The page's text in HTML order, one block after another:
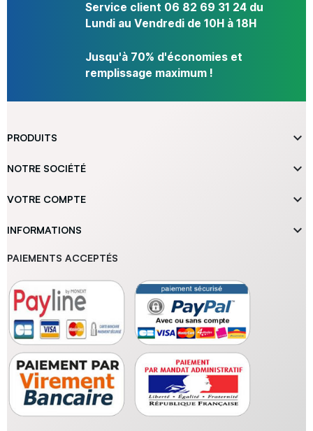
Service client 06 82 69 31 24 du
Lundi au Vendredi de 10H à 18H
Jusqu'à 70% d'économies et
remplissage maximum !
PRODUITS 
NOTRE SOCIÉTÉ 
VOTRE COMPTE 
INFORMATIONS 
PAIEMENTS ACCEPTÉS